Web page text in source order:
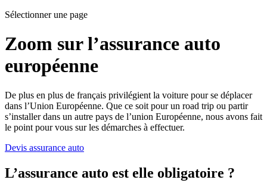
Sélectionner une page
Zoom sur l’assurance auto
européenne
De plus en plus de français privilégient la voiture pour se déplacer
dans l’Union Européenne. Que ce soit pour un road trip ou partir
s’installer dans un autre pays de l’union Européenne, nous avons fait
le point pour vous sur les démarches à effectuer.
Devis assurance auto
L’assurance auto est elle obligatoire ?